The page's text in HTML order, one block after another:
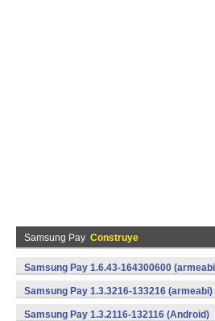
Samsung Pay Construye
Samsung Pay 1.6.43-164300600
Samsung Pay 1.3.3216-133216
Samsung Pay 1.3.2116-132116 (Android)